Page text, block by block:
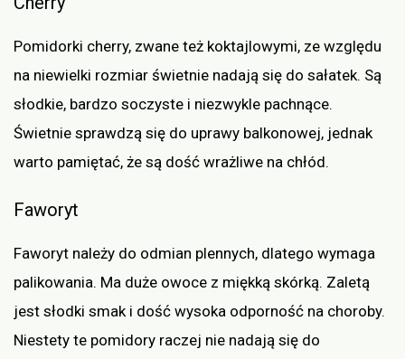
Pomidorki cherry, zwane też koktajlowymi, ze względu
na niewielki rozmiar świetnie nadają się do sałatek. Są
słodkie, bardzo soczyste i niezwykle pachnące.
Świetnie sprawdzą się do uprawy balkonowej, jednak
warto pamiętać, że są dość wrażliwe na chłód.
Faworyt
Faworyt należy do odmian plennych, dlatego wymaga
palikowania. Ma duże owoce z miękką skórką. Zaletą
jest słodki smak i dość wysoka odporność na choroby.
Niestety te pomidory raczej nie nadają się do